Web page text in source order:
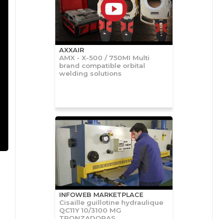
AXXAIR
AMX - X-500 / 750MI Multi
brand compatible orbital
welding solutions
INFOWEB MARKETPLACE
Cisaille guillotine hydraulique
QC11Y 10/3100 MG